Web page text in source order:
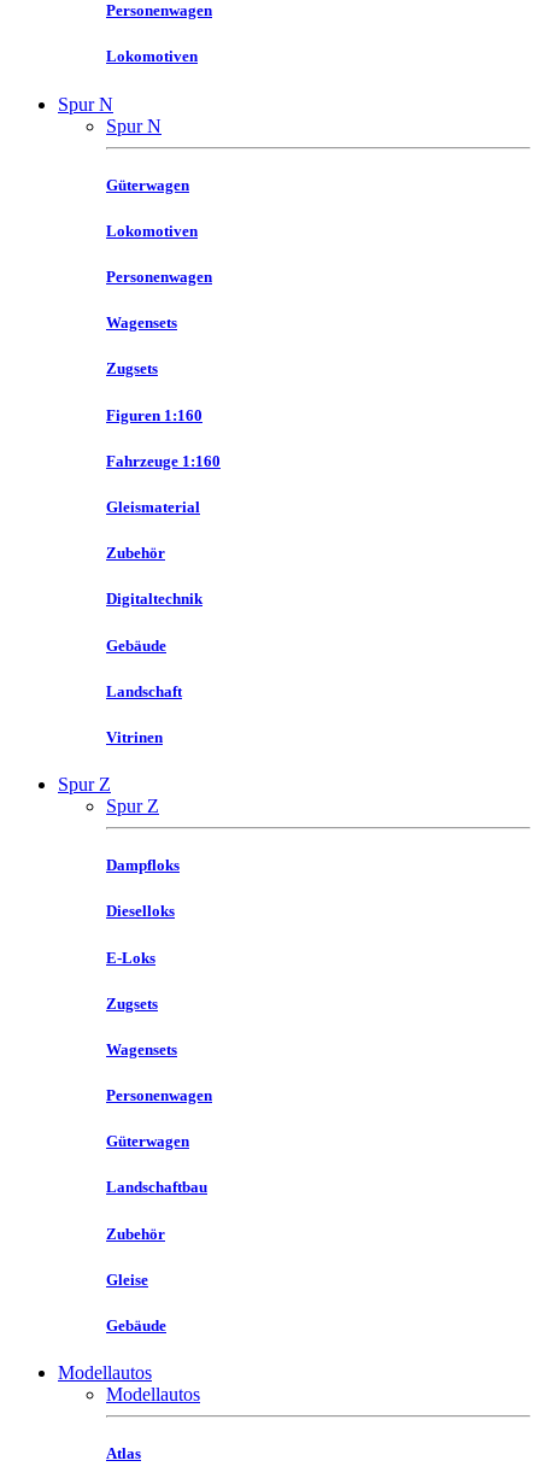
Personenwagen
Lokomotiven
Spur N
Spur N
Güterwagen
Lokomotiven
Personenwagen
Wagensets
Zugsets
Figuren 1:160
Fahrzeuge 1:160
Gleismaterial
Zubehör
Digitaltechnik
Gebäude
Landschaft
Vitrinen
Spur Z
Spur Z
Dampfloks
Dieselloks
E-Loks
Zugsets
Wagensets
Personenwagen
Güterwagen
Landschaftbau
Zubehör
Gleise
Gebäude
Modellautos
Modellautos
Atlas